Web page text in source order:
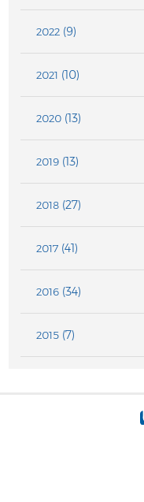
2022(9)
2021 (10)
2020(13)
2019(13)
2018(27)
2017(41)
2016(34)
2015(7)